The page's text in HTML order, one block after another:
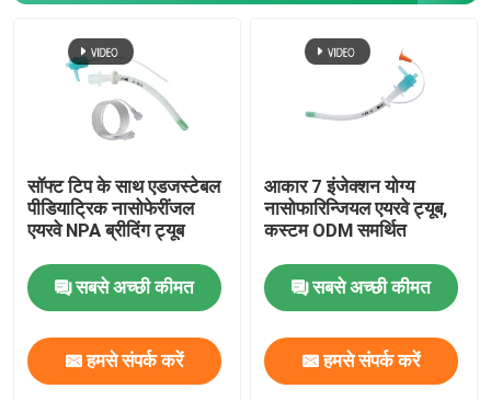
सॉफ्ट टिप के साथ एडजस्टेबल
पीडियाट्रिक नासोफेरींजल
एयरवे NPA ब्रीदिंग ट्यूब
सबसे अच्छी कीमत
हमसे संपर्क करें
आकार 7 इंजेक्शन योग्य
नासोफारिन्जियल एयरवे ट्यूब,
कस्टम ODM समर्थित
सबसे अच्छी कीमत
हमसे संपर्क करें